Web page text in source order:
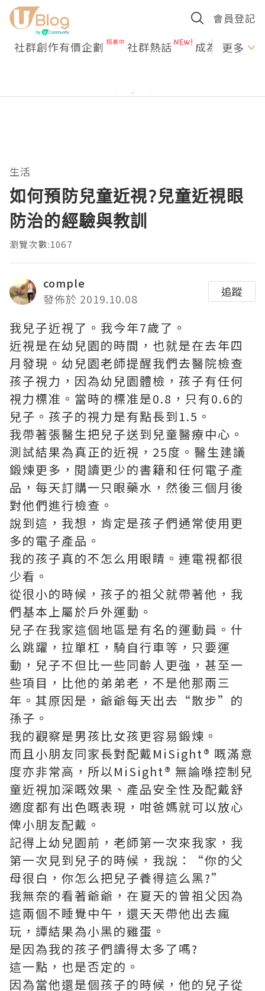
會員登記
社群創作有價企劃 社群熱話 成為U更多
生活
如何預防兒童近視?兒童近視眼
防治的經驗與教訓
瀏覽次數:1067
comple
發佈於 2019.10.08
追蹤
我兒子近視了。我今年7歲了。
近視是在幼兒園的時間，也就是在去年四
月發現。幼兒園老師提醒我們去醫院檢查
孩子視力，因為幼兒園體檢，孩子有任何
視力標准。當時的標准是0.8，只有0.6的
兒子。孩子的視力是有點長到1.5。
我帶著張醫生把兒子送到兒童醫療中心。
測試結果為真正的近視，25度。醫生建議
鍛煉更多，閱讀更少的書籍和任何電子產
品，每天訂購一只眼藥水，然後三個月後
對他們進行檢查。
說到這，我想，肯定是孩子們通常使用更
多的電子產品。
我的孩子真的不怎么用眼睛。連電視都很
少看。
從很小的時候，孩子的祖父就帶著他，我
們基本上屬於戶外運動。
兒子在我家這個地區是有名的運動員。什
么跳躍，拉單杠，騎自行車等，只要運
動，兒子不但比一些同齡人更強，甚至一
些項目，比他的弟弟老，不是他那兩三
年。其原因是，爺爺每天出去“散步”的
孫子。
我的觀察是男孩比女孩更容易鍛煉。
而且小朋友同家長對配戴MiSight® 嘅滿意
度亦非常高，所以MiSight® 無論喺控制 兒
童近視加深嘅效果、產品安全性及配戴舒
適度都有出色嘅表現，咁爸媽就可以放心
俾小朋友配戴。
記得上幼兒園前，老師第一次來我家，我
第一次見到兒子的時候，我說：“你的父
母很白，你怎么把兒子養得這么黑?”
我無奈的看著爺爺，在夏天的曾祖父因為
這兩個不睡覺中午，還天天帶他出去瘋
玩，譚結果為小黑的雞蛋。
是因為我的孩子們讀得太多了嗎?
這一點，也是否定的。
因為當他還是個孩子的時候，他的兒子從